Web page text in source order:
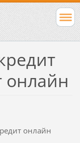
онлайн